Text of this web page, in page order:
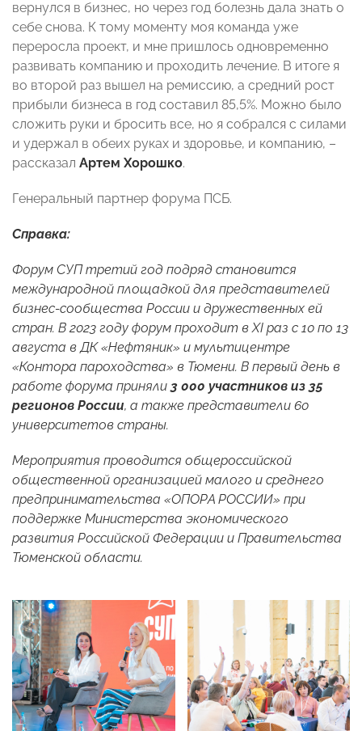
вернулся в бизнес, но через год болезнь дала знать о
себе снова. К тому моменту моя команда уже
переросла проект, и мне пришлось одновременно
развивать компанию и проходить лечение. В итоге я
во второй раз вышел на ремиссию, а средний рост
прибыли бизнеса в год составил 85,5%. Можно было
сложить руки и бросить все, но я собрался с силами
и удержал в обеих руках и здоровье, и компанию, –
рассказал Артем Хорошко.
Генеральный партнер форума ПСБ.
Справка:
Форум СУП третий год подряд становится
международной площадкой для представителей
бизнес-сообщества России и дружественных ей
стран. В 2023 году форум проходит в XI раз с 10 по 13
августа в ДК «Нефтяник» и мультицентре
«Контора пароходства» в Тюмени. В первый день в
работе форума приняли 3 000 участников из 35
регионов России, а также представители 60
университетов страны.
Мероприятия проводится общероссийской
общественной организацией малого и среднего
предпринимательства «ОПОРА РОССИИ» при
поддержке Министерства экономического
развития Российской Федерации и Правительства
Тюменской области.